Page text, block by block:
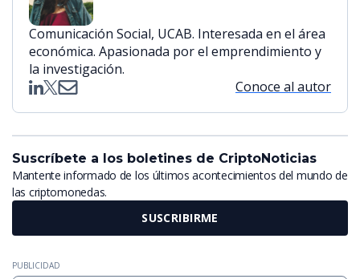
Comunicación Social, UCAB. Interesada en el área
económica. Apasionada por el emprendimiento y
la investigación.
Conoce al autor
Suscríbete a los boletines de CriptoNoticias
Mantente informado de los últimos acontecimientos del mundo de
las criptomonedas.
SUSCRIBIRME
PUBLICIDAD